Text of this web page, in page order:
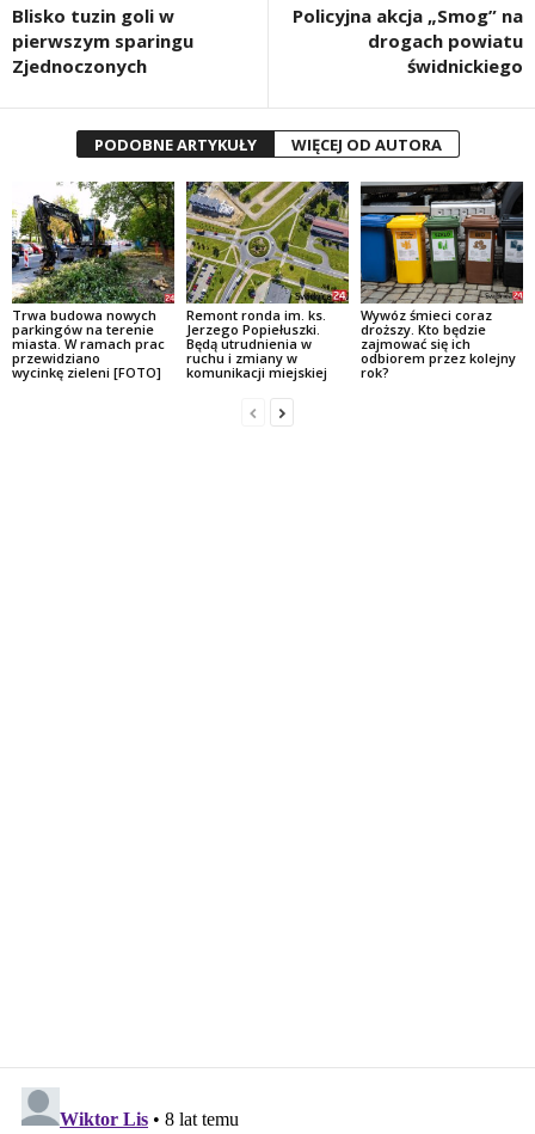
Blisko tuzin goli w
pierwszym sparingu
Zjednoczonych
Policyjna akcja „Smog” na
drogach powiatu
świdnickiego
PODOBNE ARTYKUŁY WIĘCEJ OD AUTORA
Trwa budowa nowych
parkingów na terenie
miasta. W ramach prac
przewidziano
wycinkę zieleni [FOTO]
Remont ronda im. ks.
Jerzego Popiełuszki.
Będą utrudnienia w
ruchu i zmiany w
komunikacji miejskiej
Wywóz śmieci coraz
droższy. Kto będzie
zajmować się ich
odbiorem przez kolejny
rok?